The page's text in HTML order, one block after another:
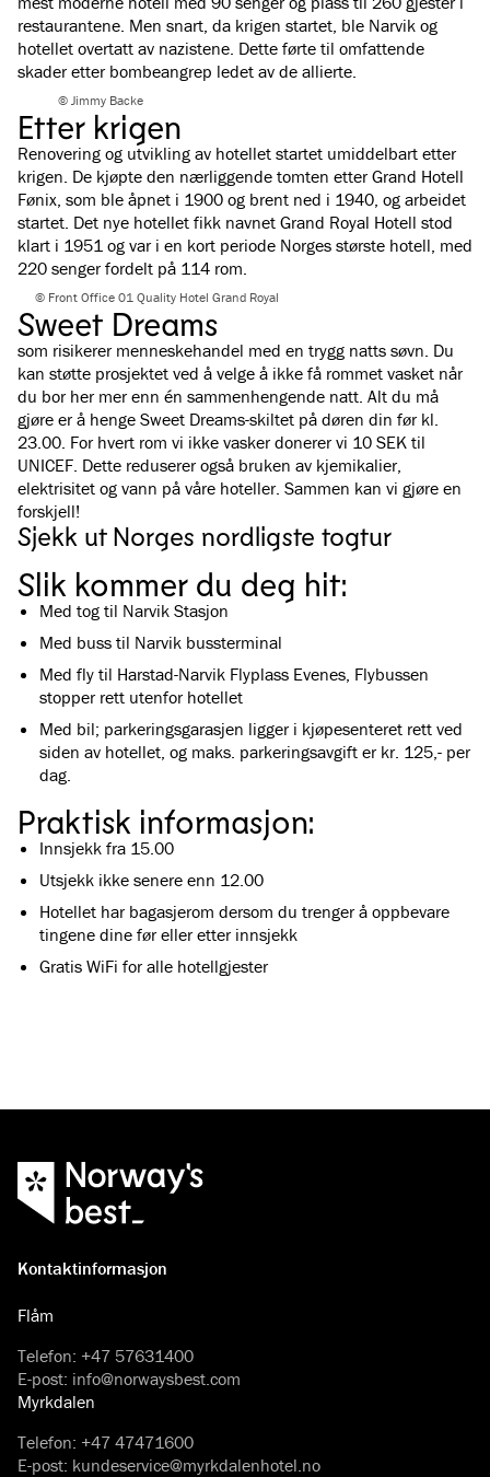
restaurantene. Men snart, da krigen startet, ble Narvik og
hotellet overtatt av nazistene. Dette førte til omfattende
skader etter bombeangrep ledet av de allierte.
© Jimmy Backe
Etter krigen
Renovering og utvikling av hotellet startet umiddelbart etter
krigen. De kjøpte den nærliggende tomten etter Grand Hotell
Fønix, som ble åpnet i 1900 og brent ned i 1940, og arbeidet
startet. Det nye hotellet fikk navnet Grand Royal Hotell stod
klart i 1951 og var i en kort periode Norges største hotell, med
220 senger fordelt på 114 rom.
© Front Office 01 Quality Hotel Grand Royal
Sweet Dreams
som risikerer menneskehandel med en trygg natts søvn. Du
kan støtte prosjektet ved å velge å ikke få rommet vasket når
du bor her mer enn én sammenhengende natt. Alt du må
gjøre er å henge Sweet Dreams-skiltet på døren din før kl.
23.00. For hvert rom vi ikke vasker donerer vi 10 SEK til
UNICEF. Dette reduserer også bruken av kjemikalier,
elektrisitet og vann på våre hoteller. Sammen kan vi gjøre en
forskjell!
Sjekk ut Norges nordligste togtur
Narvik
The Arctic Train
På togstrekningen fra Narvik til Abisko på svensk side av grensen,
går Arctic Train gjennom et unikt, vakkert og skiftende landskap -
fra fjorder til høyfjell.
Slik kommer du deg hit:
Med tog til Narvik Stasjon
Med buss til Narvik bussterminal
Med fly til Harstad-Narvik Flyplass Evenes, Flybussen
stopper rett utenfor hotellet
Med bil; parkeringsgarasjen ligger i kjøpesenteret rett ved
siden av hotellet, og maks. parkeringsavgift er kr. 125,- per
dag.
Praktisk informasjon:
Innsjekk fra 15.00
Utsjekk ikke senere enn 12.00
Hotellet har bagasjerom dersom du trenger å oppbevare
tingene dine før eller etter innsjekk
Gratis WiFi for alle hotellgjester
Kontaktinformasjon
Flåm
Telefon: +47 57631400
E-post: info@norwaysbest.com
Myrkdalen
Telefon: +47 47471600
E-post: kundeservice@myrkdalenhotel.no